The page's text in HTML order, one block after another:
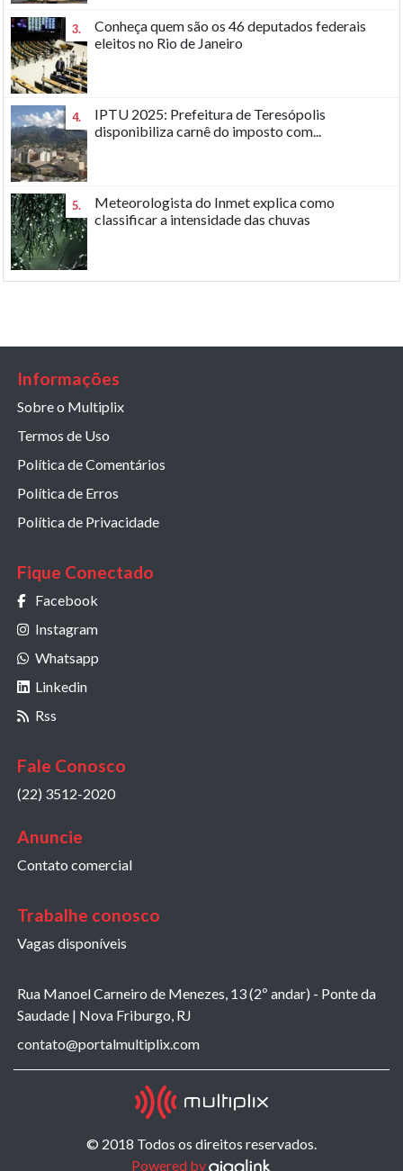
3.
Conheça quem são os 46 deputados federais
eleitos no Rio de Janeiro
4.
IPTU 2025: Prefeitura de Teresópolis
disponibiliza carnê do imposto com...
5.
Meteorologista do Inmet explica como
classificar a intensidade das chuvas
Informações
Sobre o Multiplix
Termos de Uso
Política de Comentários
Política de Erros
Política de Privacidade
Fique Conectado
Facebook
Instagram
Whatsapp
Linkedin
Rss
Fale Conosco
(22) 3512-2020
Anuncie
Contato comercial
Trabalhe conosco
Vagas disponíveis
Rua Manoel Carneiro de Menezes, 13 (2º andar) - Ponte da
Saudade | Nova Friburgo, RJ
contato@portalmultiplix.com
© 2018 Todos os direitos reservados.
Powered by